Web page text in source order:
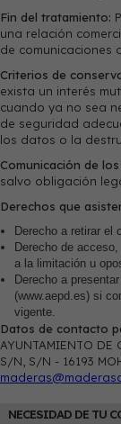
Fin del tratamiento:
una relación
de comunicaciones
Criterios de
exista un interés
cuando ya no sea
de seguridad
los datos o la
Comunicación de
salvo obligación
Derechos que
Derecho a retirar el
Derecho de
a la limitación u
Derecho a
(www.aepd.es) si
vigente.
Datos de contacto
AYUNTAMIENTO DE
S/N, S/N - 16193
NECESIDAD DE TU